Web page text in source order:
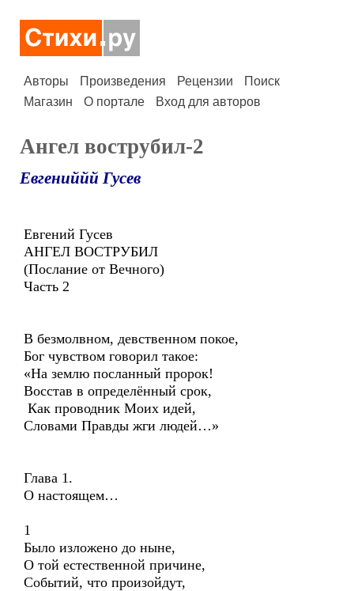
Авторы Произведения Рецензии
Поиск
Магазин
О портале Вход для авторов
Ангел вострубил-2
Евгениййй Гусев
Евгений Гусев
АНГЕЛ ВОСТРУБИЛ
(Послание от Вечного)
Часть 2
В безмолвном, девственном покое,
Бог чувством говорил такое:
«На землю посланный пророк!
Восстав в определённый срок,
Как проводник Моих идей,
Словами Правды жги людей…»
Глава 1.
О настоящем…
1
Было изложено до ныне,
О той естественной причине,
Событий, что произойдут,